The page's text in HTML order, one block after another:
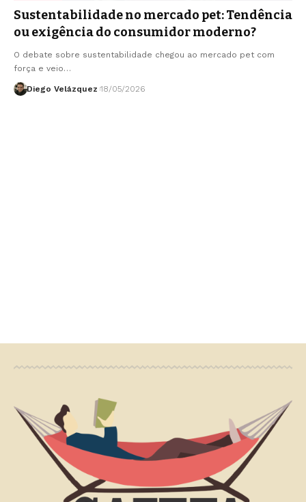
Sustentabilidade no mercado pet: Tendência
ou exigência do consumidor moderno?
O debate sobre sustentabilidade chegou ao mercado pet com
força e veio…
Diego Velázquez 18/05/2026